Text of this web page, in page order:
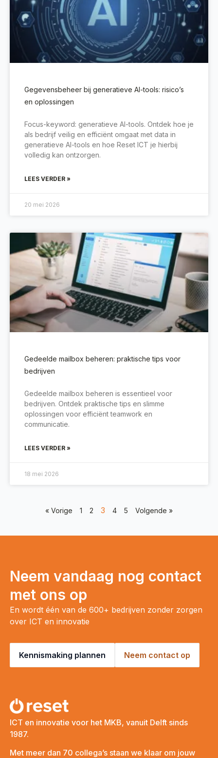
Gegevensbeheer bij generatieve AI-tools: risico’s
en oplossingen
Focus-keyword: generatieve AI-tools. Ontdek hoe je
als bedrijf veilig en efficiënt omgaat met data in
generatieve AI-tools en hoe Reset ICT je hierbij
volledig kan ontzorgen.
LEES VERDER »
20 mei 2026
Gedeelde mailbox beheren: praktische tips voor
bedrijven
Gedeelde mailbox beheren is essentieel voor
bedrijven. Ontdek praktische tips en slimme
oplossingen voor efficiënt teamwork en
communicatie.
LEES VERDER »
18 mei 2026
« Vorige 1 2 3 4 5 Volgende »
Neem vandaag nog contact
met ons op
En wordt één van de 600+ bedrijven zonder zorgen
over ICT en innovatie
Kennismaking plannen Neem contact op
ICT en innovatie voor het MKB, vanuit Delft sinds
1987.
Met meer dan 70 collega’s staan we klaar om jouw